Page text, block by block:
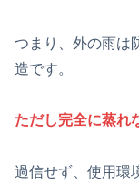
つまり、外の雨は
造です。
ただし完全に蒸れ
過信せず、使用環